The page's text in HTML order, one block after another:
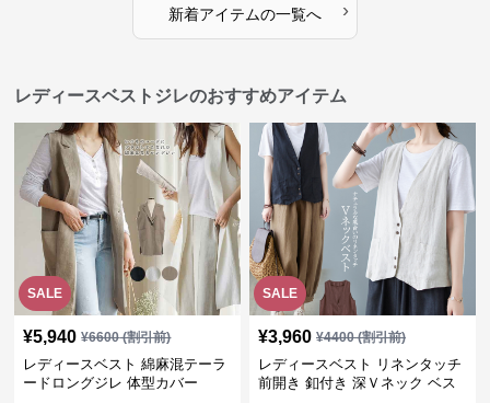
新着アイテムの一覧へ ›
レディースベストジレのおすすめアイテム
SALE
¥5,940 ¥6600(割引前)
レディースベスト 綿麻混テーラ
ードロングジレ 体型カバー
SALE
¥3,960 ¥4400(割引前)
レディースベスト リネンタッチ
前開き 釦付き 深Ｖネック ベス